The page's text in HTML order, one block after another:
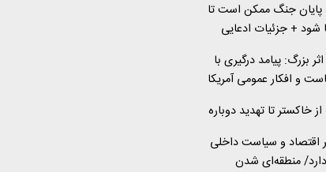
قبال مذاکرات دنبال
از میانجی‌گری
پایان جنگ ممکن است تا
بزرگ: پیامد درگیری با
و افکار عمومی آمریکا
خاکستر تا تهدید دوباره
اقتصاد و سیاست داخلی
دارد/ منطقه‌ای شدن